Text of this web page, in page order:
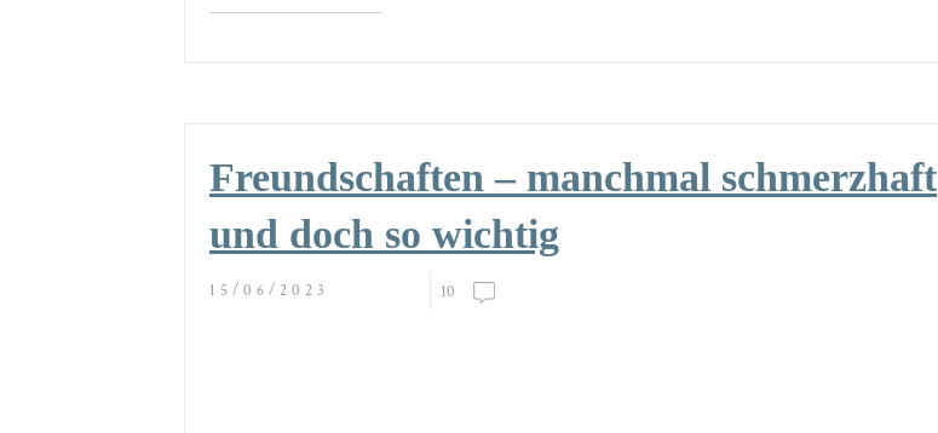
Freundschaften – manchmal schmerzhaft
und doch so wichtig
15/06/2023 10